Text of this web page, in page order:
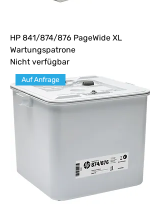
HP 841/874/876 PageWide XL
Wartungspatrone
Nicht verfügbar
Auf Anfrage